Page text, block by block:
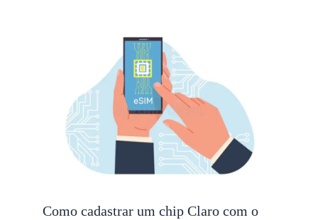
Como cadastrar um chip Claro com o